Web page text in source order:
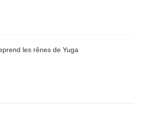
les rênes de Yuga